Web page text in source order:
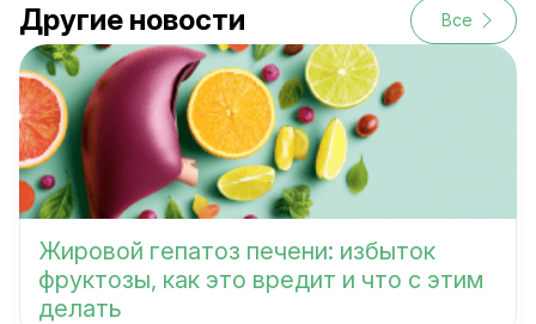
Другие новости Все
Жировой гепатоз печени: избыток
фруктозы, как это вредит и что с этим
делать